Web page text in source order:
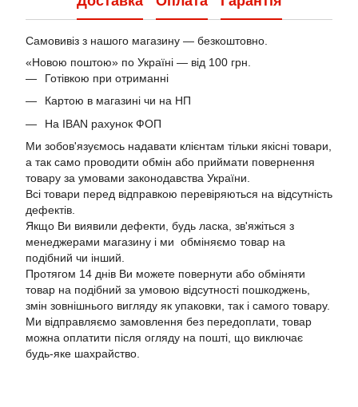
Самовивіз з нашого магазину — безкоштовно.
«Новою поштою» по Україні — від 100 грн.
Готівкою при отриманні
Картою в магазині чи на НП
На IBAN рахунок ФОП
Ми зобов'язуємось надавати клієнтам тільки якісні товари,
а так само проводити обмін або приймати повернення
товару за умовами законодавства України.
Всі товари перед відправкою перевіряються на відсутність
дефектів.
Якщо Ви виявили дефекти, будь ласка, зв'яжіться з
менеджерами магазину і ми обміняємо товар на
подібний чи інший.
Протягом 14 днів Ви можете повернути або обміняти
товар на подібний за умовою відсутності пошкоджень,
змін зовнішнього вигляду як упаковки, так і самого товару.
Ми відправляємо замовлення без передоплати, товар
можна оплатити після огляду на пошті, що виключає
будь-яке шахрайство.